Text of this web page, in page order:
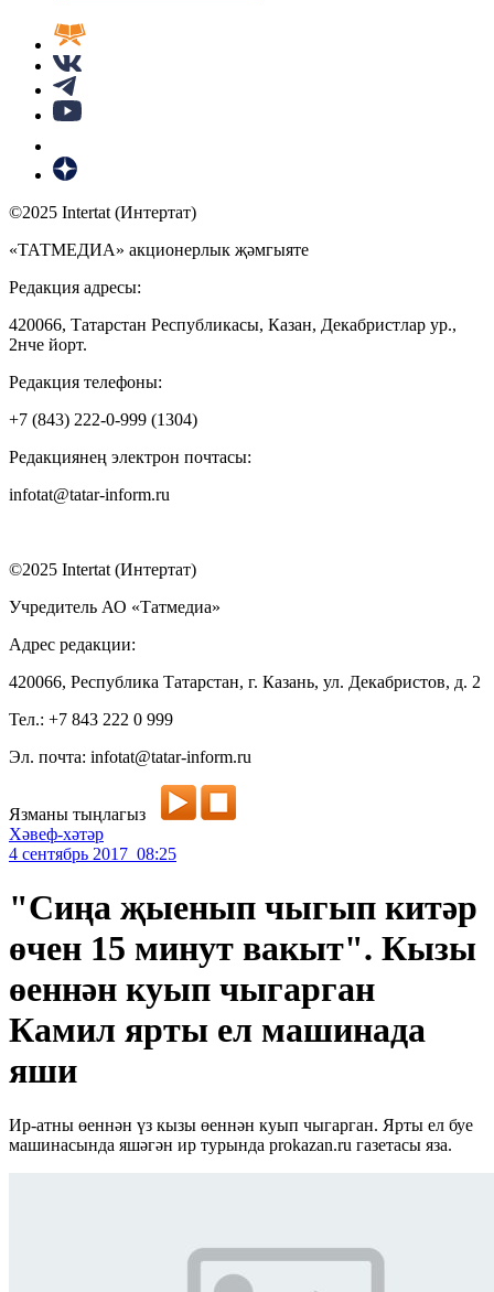
©2025 Intertat (Интертат)
«ТАТМЕДИА» акционерлык җәмгыяте
Редакция адресы:
420066, Татарстан Республикасы, Казан, Декабристлар ур.,
2нче йорт.
Редакция телефоны:
+7 (843) 222-0-999 (1304)
Редакциянең электрон почтасы:
infotat@tatar-inform.ru
©2025 Intertat (Интертат)
Учредитель АО «Татмедиа»
Адрес редакции:
420066, Республика Татарстан, г. Казань, ул. Декабристов, д. 2
Тел.: +7 843 222 0 999
Эл. почта: infotat@tatar-inform.ru
Язманы тыңлагыз
Хәвеф-хәтәр
4 сентябрь 2017 08:25
"Сиңа җыенып чыгып китәр
өчен 15 минут вакыт". Кызы
өеннән куып чыгарган
Камил ярты ел машинада
яши
Ир-атны өеннән үз кызы өеннән куып чыгарган. Ярты ел буе
машинасында яшәгән ир турында prokazan.ru газетасы яза.